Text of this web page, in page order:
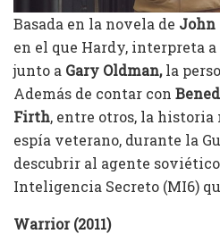
Basada en la novela de John
en el que Hardy, interpreta
junto a Gary Oldman,la
Además de contar con
Firth, entre otros, la historia
espía veterano, durante la
descubrir al agente
Inteligencia Secreto (MI6)
Warrior (2011)